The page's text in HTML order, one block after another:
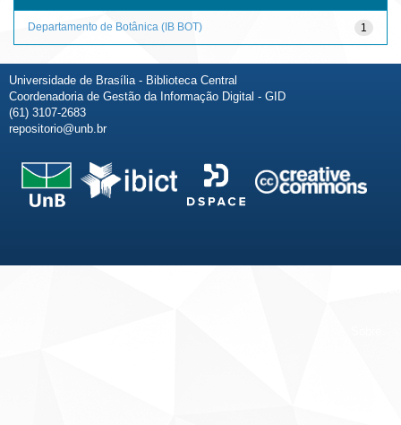
1
Departamento de Botânica (IB BOT)
Universidade de Brasília - Biblioteca Central
Coordenadoria de Gestão da Informação Digital - GID
(61) 3107-2683
repositorio@unb.br